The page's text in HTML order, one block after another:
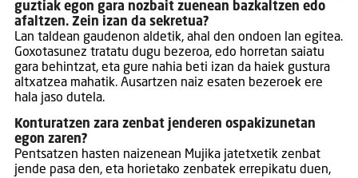
guztiak egon gara nozbait zuenean bazkaltzen edo
afaltzen. Zein izan da sekretua?
Lan taldean gaudenon aldetik, ahal den ondoen lan egitea.
Goxotasunez tratatu dugu bezeroa, edo horretan saiatu
gara behintzat, eta gure nahia beti izan da haiek gustura
altxatzea mahatik. Ausartzen naiz esaten bezeroek ere
hala jaso dutela.
Konturatzen zara zenbat jenderen ospakizunetan
egon zaren?
Pentsatzen hasten naizenean Mujika jatetxetik zenbat
jende pasa den, eta horietako zenbatek errepikatu duen,